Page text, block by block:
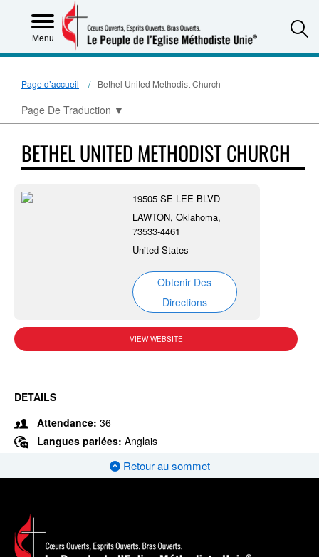
Menu
Page d’accueil Bethel United Methodist Church
Page De Traduction ▼
BETHEL UNITED METHODIST CHURCH
19505 SE LEE BLVD
LAWTON, Oklahoma,
73533-4461
United States
Obtenir Des
Directions
VIEW WEBSITE
DETAILS
Attendance: 36
Langues parlées: Anglais
Retour au sommet